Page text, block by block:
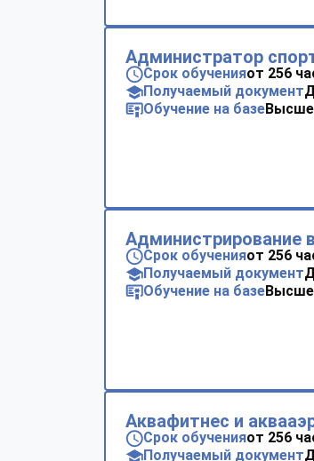
Администратор
Срок обученияот 256
Получаемый документ
Обучение на базе
Администрирование
Срок обученияот 256
Получаемый документ
Обучение на базе
Аквафитнес и
Срок обученияот 256
Получаемый документ